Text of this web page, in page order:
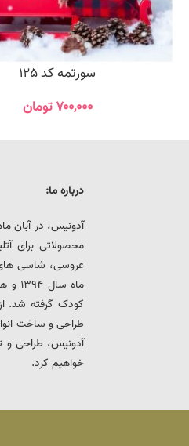
سورتمه کد 125
۷۰۰,۰۰۰ تومان
درباره ما:
محصولاتی برای
عروسی، شاسی های
کودک گرفته شد.
طراحی و ساخت
آدونیس، طراحی و
خواهیم کرد.